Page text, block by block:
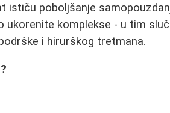
ističu poboljšanje
ukorenite komplekse - u tim
i hirurškog tretmana.